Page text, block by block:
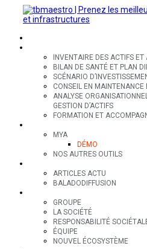
INVENTAIRE DES ACTIFS
BILAN DE SANTÉ ET PLAN
SCÉNARIO
CONSEIL EN MAINTENANCE
ANALYSE
GESTION D’ACTIFS
FORMATION ET
MYA
DÉMO
NOS AUTRES OUTILS
ARTICLES ACTU
BALADODIFFUSION
GROUPE
LA SOCIÉTÉ
RESPONSABILITÉ
ÉQUIPE
NOUVEL ÉCOSYSTÈME